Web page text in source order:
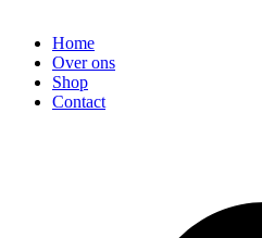
Home
Over ons
Shop
Contact